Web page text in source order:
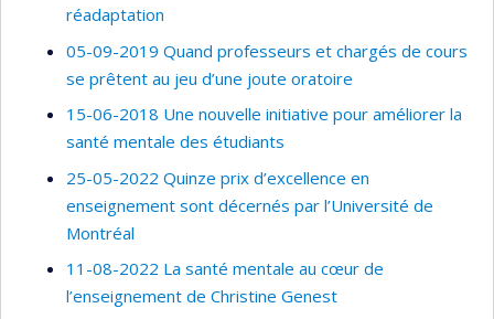
réadaptation
05-09-2019 Quand professeurs et chargés de cours
se prêtent au jeu d’une joute oratoire
15-06-2018 Une nouvelle initiative pour améliorer la
santé mentale des étudiants
25-05-2022 Quinze prix d’excellence en
enseignement sont décernés par l’Université de
Montréal
11-08-2022 La santé mentale au cœur de
l’enseignement de Christine Genest